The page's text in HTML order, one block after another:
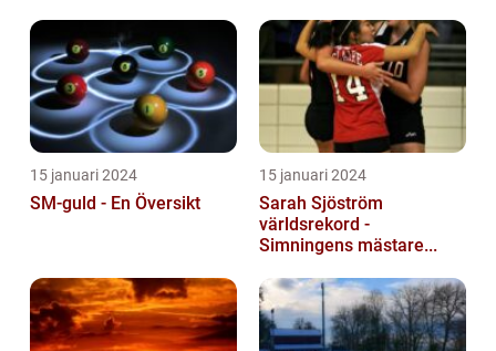
15 januari 2024
SM-guld - En Översikt
15 januari 2024
Sarah Sjöström
världsrekord -
Simningens mästare...